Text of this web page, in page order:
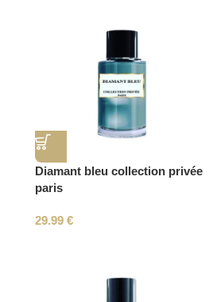
Diamant bleu collection privée
paris
29.99 €